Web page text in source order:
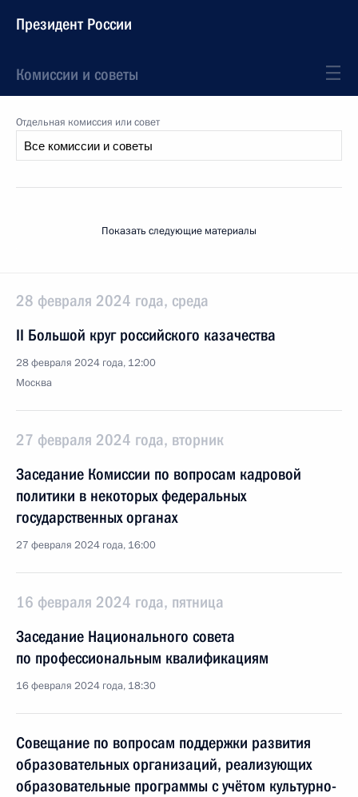
Президент России
Комиссии и советы
Отдельная комиссия или совет
Показать следующие материалы
28 февраля 2024 года, среда
II Большой круг российского казачества
28 февраля 2024 года, 12:00
Москва
27 февраля 2024 года, вторник
Заседание Комиссии по вопросам кадровой
политики в некоторых федеральных
государственных органах
27 февраля 2024 года, 16:00
16 февраля 2024 года, пятница
Заседание Национального совета
по профессиональным квалификациям
16 февраля 2024 года, 18:30
Совещание по вопросам поддержки развития
образовательных организаций, реализующих
образовательные программы с учётом культурно-